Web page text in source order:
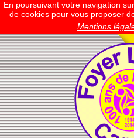
En poursuivant votre navigation
de cookies pour vous proposer
Mentions